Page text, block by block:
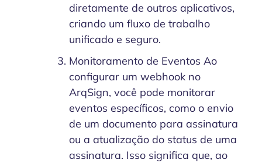
diretamente de outros aplicativos,
criando um fluxo de trabalho
unificado e seguro.
Monitoramento de Eventos Ao
configurar um webhook no
ArqSign, você pode monitorar
eventos específicos, como o envio
de um documento para assinatura
ou a atualização do status de uma
assinatura. Isso significa que, ao